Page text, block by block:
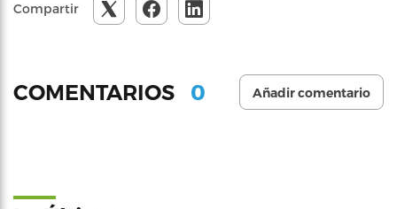
Compartir
COMENTARIOS 0 Añadir comentario